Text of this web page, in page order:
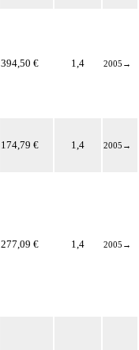
394,50 € 1,4 2005 →
174,79 € 1,4 2005 →
277,09 € 1,4 2005 →